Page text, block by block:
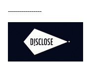
-----------------